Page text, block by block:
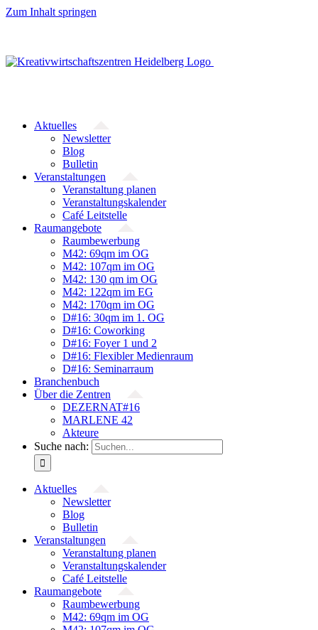
Zum Inhalt springen
Aktuelles
Newsletter
Blog
Bulletin
Veranstaltungen
Veranstaltung planen
Veranstaltungskalender
Café Leitstelle
Raumangebote
Raumbewerbung
M42: 69qm im OG
M42: 107qm im OG
M42: 130 qm im OG
M42: 122qm im EG
M42: 170qm im OG
D#16: 30qm im 1. OG
D#16: Coworking
D#16: Foyer 1 und 2
D#16: Flexibler Medienraum
D#16: Seminarraum
Branchenbuch
Über die Zentren
DEZERNAT#16
MARLENE 42
Akteure
Suche nach:
Aktuelles
Newsletter
Blog
Bulletin
Veranstaltungen
Veranstaltung planen
Veranstaltungskalender
Café Leitstelle
Raumangebote
Raumbewerbung
M42: 69qm im OG